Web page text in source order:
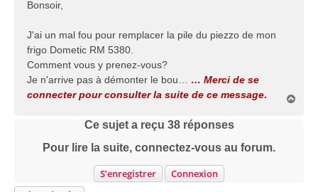
g
e
Bonsoir,
J'ai un mal fou pour remplacer la pile du piezzo de mon
frigo Dometic RM 5380.
Comment vous y prenez-vous?
Je n'arrive pas à démonter le bou…
… Merci de se
connecter pour consulter la suite de ce message.
Ce sujet a reçu 38réponses
Pour lire la suite, connectez-vous au forum.
S’enregistrer
Connexion